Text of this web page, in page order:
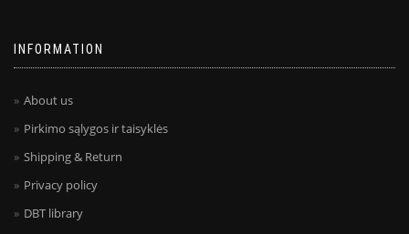
INFORMATION
About us
Pirkimo sąlygos ir taisyklės
Shipping & Return
Privacy policy
DBT library